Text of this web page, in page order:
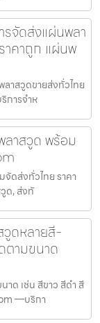
รจัดส่งแผ่นพลา
าคาถูก แผ่นพ
าสวูดขายส่งทั่วไทย
การจำห
ลาสวูด พร้อม
ดส่งทั่วไทย ราคา
ด, ส่งทั
วูดหลายสี-
ตามขนาด
ด เช่น สีขาว สีดำ สี
—บริกา